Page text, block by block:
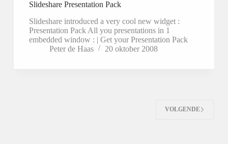
Slideshare Presentation Pack
Slideshare introduced a very cool new widget :
Presentation Pack All you presentations in 1
embedded window : | Get your Presentation Pack
Peter de Haas
20 oktober 2008
VOLGENDE